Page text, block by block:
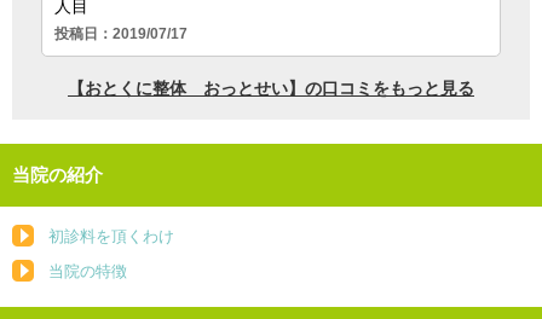
当院の紹介
初診料を頂くわけ
当院の特徴